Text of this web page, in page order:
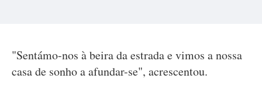
"Sentámo-nos à beira da estrada e vimos a nossa
casa de sonho a afundar-se", acrescentou.